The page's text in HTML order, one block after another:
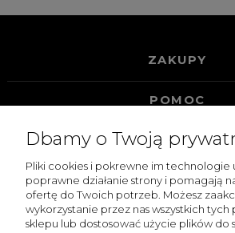
ZAKUPY
POMOC
MOJE KONTO
INFORMACJE
Sklep internetowy Fake Bake | ul.
Dbamy o Twoją
Pliki cookies i pokrewne im technologie
poprawne działanie strony i pomagają
ofertę do Twoich potrzeb. Możesz
wykorzystanie przez nas wszystkich tych
sklepu lub dostosować użycie plików do